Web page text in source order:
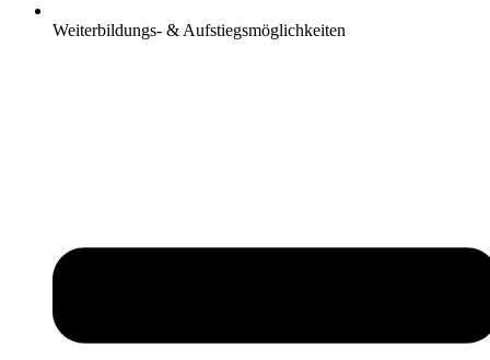
Weiterbildungs- & Aufstiegsmöglichkeiten